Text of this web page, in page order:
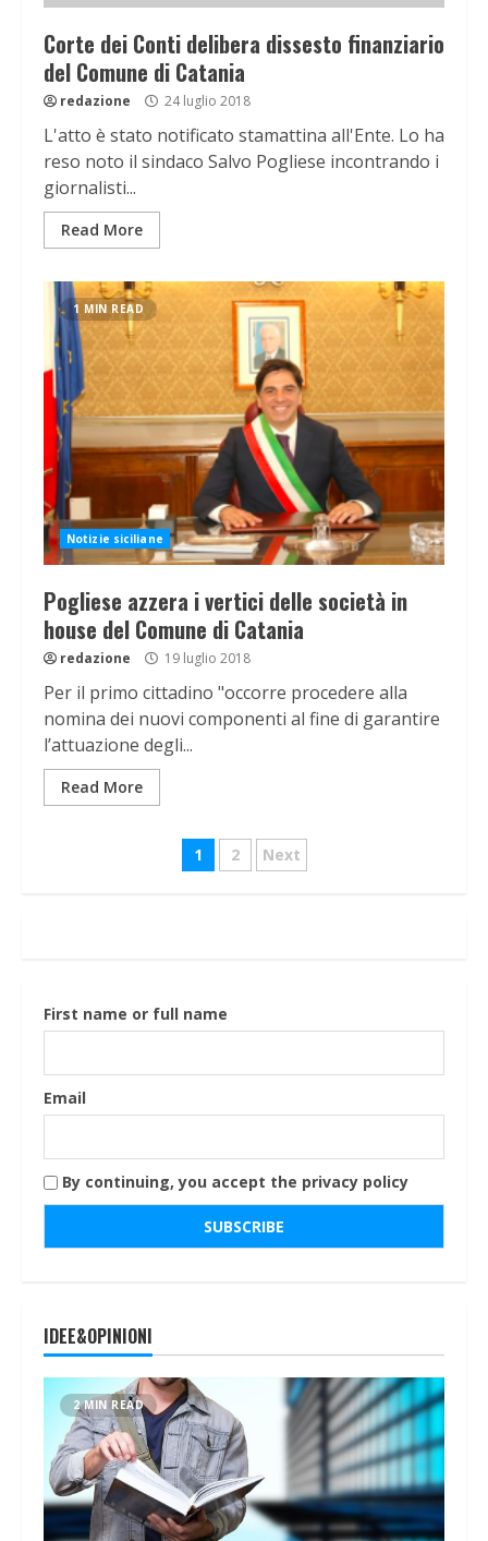
Corte dei Conti delibera dissesto finanziario
del Comune di Catania
redazione 24 luglio 2018
L'atto è stato notificato stamattina all'Ente. Lo ha
reso noto il sindaco Salvo Pogliese incontrando i
giornalisti...
Read More
1 MIN READ
Notizie siciliane
Pogliese azzera i vertici delle società in
house del Comune di Catania
redazione 19 luglio 2018
Per il primo cittadino "occorre procedere alla
nomina dei nuovi componenti al fine di garantire
l’attuazione degli...
Read More
Navigazione
1 2 Next
First name or full name
Email
By continuing, you accept the privacy policy
IDEE&OPINIONI
2 MIN READ